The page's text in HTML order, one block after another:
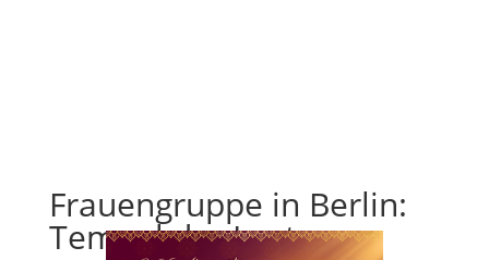
Frauengruppe in Berlin:
Tempel der Lust